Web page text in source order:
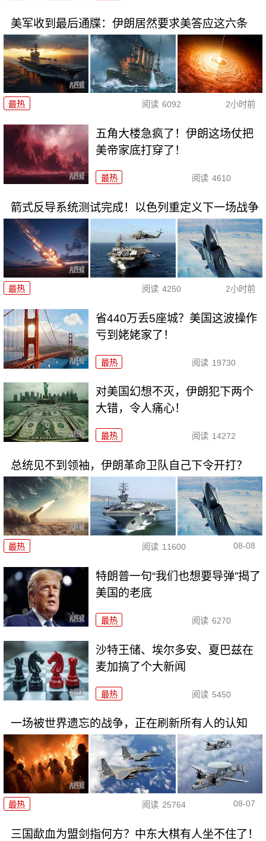
美军收到最后通牒：伊朗居然要求美答应这六条
最热 阅读 6092 2小时前
五角大楼急疯了！伊朗这场仗把
美帝家底打穿了！
最热 阅读 4610
箭式反导系统测试完成！以色列重定义下一场战争
最热 阅读 4250 2小时前
省440万丢5座城？美国这波操作
亏到姥姥家了！
最热 阅读 19730
对美国幻想不灭，伊朗犯下两个
大错，令人痛心！
最热 阅读 14272
总统见不到领袖，伊朗革命卫队自己下令开打？
最热 阅读 11600 08-08
特朗普一句“我们也想要导弹”揭了
美国的老底
最热 阅读 6270
沙特王储、埃尔多安、夏巴兹在
麦加搞了个大新闻
最热 阅读 5450
一场被世界遗忘的战争，正在刷新所有人的认知
最热 阅读 25764 08-07
三国歃血为盟剑指何方？中东大棋有人坐不住了！